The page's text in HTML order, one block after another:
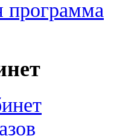
программа